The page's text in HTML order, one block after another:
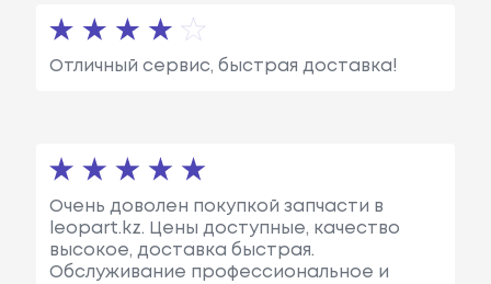
Отличный сервис, быстрая доставка!
Очень доволен покупкой запчасти в
leopart.kz. Цены доступные, качество
высокое, доставка быстрая.
Обслуживание профессиональное и